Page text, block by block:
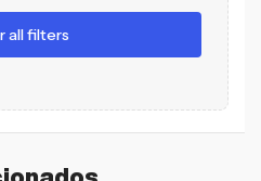
all filters